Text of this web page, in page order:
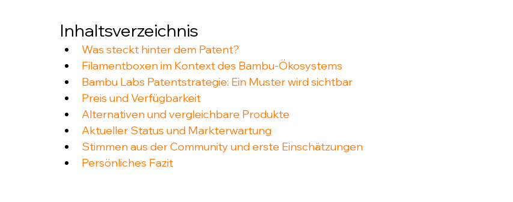
Inhaltsverzeichnis
Was steckt hinter dem Patent?
Filamentboxen im Kontext des Bambu-Ökosystems
Bambu Labs Patentstrategie: Ein Muster wird sichtbar
Preis und Verfügbarkeit
Alternativen und vergleichbare Produkte
Aktueller Status und Markterwartung
Stimmen aus der Community und erste Einschätzungen
Persönliches Fazit